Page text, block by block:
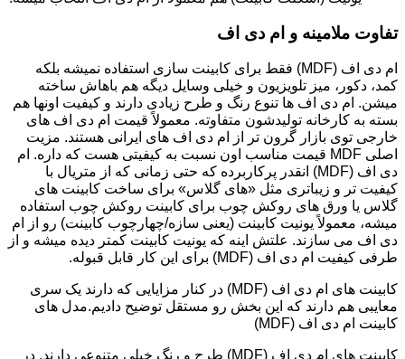
تفاوت ملامینه و ام دی اف
ام دی اف (MDF) فقط برای کابینت سازی استفاده نمیشه بلکه
کمد، دکور، میز تلویزیون و خیلی وسایل دیگه هم باهاش ساخته
میشن. ام دی اف ها تنوع رنگ و طرح زیادی دارند و کیفیت اونها هم
بسته به کارخانه تولیدشون متفاوته. معمولاً قیمت ام دی اف های
خارجی توی بازار گرون تر از ام دی اف های ایرانی هستند. مزیت
اصلی MDF قیمت مناسب اون نسبت به کیفیتی هست که داره. ام
دی اف (MDF) انقدر پرکاربرده که حتی زمانی که از متریال با
کیفیت تر و زیباتری مثل «های گلاس» برای ساخت کابینت های
گلاس یا ورق های روکش چوب برای کابینت روکش چوب استفاده
میشه، معمولاً یونیت کابینت (یعنی سازه/چهارچوب کابینت) رو از ام
دی اف می سازند. علتش اینه که یونیت کابینت کمتر دیده میشه و از
طرفی کیفیت ام دی اف (MDF) برای این کار قابل قبوله.
کابینت های ام دی اف (MDF) در کنار مزایایی که دارند یک سری
معایبی هم دارند که این بخش رو مستقل توضیح دادیم.مدل های
کابینت ام دی اف (MDF)
کابینت های ام دی اف (MDF) طرح و رنگ خیلی متنوعی دارند. در